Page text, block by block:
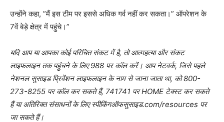
उन्होंने कहा, ”मैं इस टीम पर इससे अधिक गर्व नहीं कर सकता।” ऑपरेशन के
7वें बेड़े क्षेत्र में पहुंचे।”
यदि आप या आपका कोई परिचित संकट में है, तो आत्महत्या और संकट
लाइफलाइन तक पहुंचने के लिए 988 पर कॉल करें। आप नेटवर्क, जिसे पहले
नेशनल सुसाइड प्रिवेंशन लाइफलाइन के नाम से जाना जाता था, को 800-
273-8255 पर कॉल कर सकते हैं, 741741 पर HOME टेक्स्ट कर सकते
हैं या अतिरिक्त संसाधनों के लिए स्पीकिंगऑफसुसाइड.com/resources पर
जा सकते हैं।